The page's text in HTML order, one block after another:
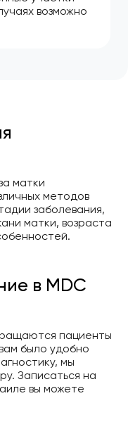
возможно
матки
методов
заболевания,
матки, возраста
в MDC
пациенты
было удобно
мы
Записаться на
вы можете